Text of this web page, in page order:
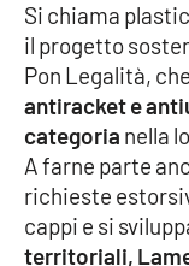
Editoriali
VIDEO
Ambiente
Cronaca
Si chiama
il progetto
Pon Legalità,
antiracket e
categoria nella
A farne parte
richieste
cappi e si
territoriali,